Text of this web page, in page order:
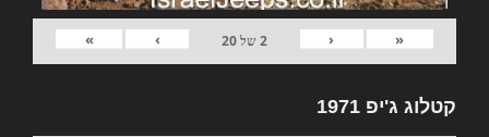
«
‹
2של20
›
»
קטלוג ג'יפ 1971